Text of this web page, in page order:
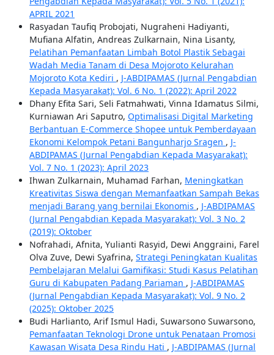
APRIL 2021
Rasyadan Taufiq Probojati, Nugraheni Hadiyanti,
Mufiana Alfatin, Andreas Zulkarnain, Nina Lisanty,
Pelatihan Pemanfaatan Limbah Botol Plastik Sebagai
Wadah Media Tanam di Desa Mojoroto Kelurahan
Mojoroto Kota Kediri , J-ABDIPAMAS (Jurnal Pengabdian
Kepada Masyarakat): Vol. 6 No. 1 (2022): April 2022
Dhany Efita Sari, Seli Fatmahwati, Vinna Idamatus Silmi,
Kurniawan Ari Saputro, Optimalisasi Digital Marketing
Berbantuan E-Commerce Shopee untuk Pemberdayaan
Ekonomi Kelompok Petani Bangunharjo Sragen , J-
ABDIPAMAS (Jurnal Pengabdian Kepada Masyarakat):
Vol. 7 No. 1 (2023): April 2023
Ihwan Zulkarnain, Muhamad Farhan, Meningkatkan
Kreativitas Siswa dengan Memanfaatkan Sampah Bekas
menjadi Barang yang bernilai Ekonomis , J-ABDIPAMAS
(Jurnal Pengabdian Kepada Masyarakat): Vol. 3 No. 2
(2019): Oktober
Nofrahadi, Afnita, Yulianti Rasyid, Dewi Anggraini, Farel
Olva Zuve, Dewi Syafrina, Strategi Peningkatan Kualitas
Pembelajaran Melalui Gamifikasi: Studi Kasus Pelatihan
Guru di Kabupaten Padang Pariaman , J-ABDIPAMAS
(Jurnal Pengabdian Kepada Masyarakat): Vol. 9 No. 2
(2025): Oktober 2025
Budi Harlianto, Arif Ismul Hadi, Suwarsono Suwarsono,
Pemanfaatan Teknologi Drone untuk Penataan Promosi
Kawasan Wisata Desa Rindu Hati , J-ABDIPAMAS (Jurnal